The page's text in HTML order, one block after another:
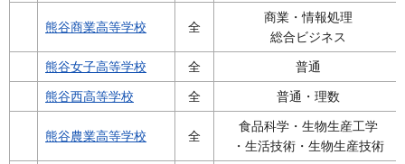
熊谷商業高等学校 全
商業・情報処理
総合ビジネス
熊谷女子高等学校 全 普通
熊谷西高等学校 全 普通・理数
熊谷農業高等学校 全
食品科学・生物生産工学
・生活技術・生物生産技術